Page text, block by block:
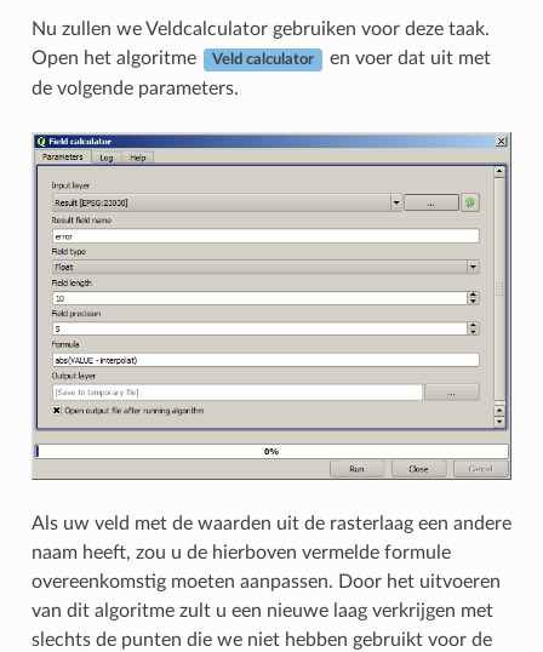
Nu zullen we Veldcalculator gebruiken voor deze taak.
Open het algoritme
Veld calculator
en voer dat uit met
de volgende parameters.
Als uw veld met de waarden uit de rasterlaag een andere
naam heeft, zou u de hierboven vermelde formule
overeenkomstig moeten aanpassen. Door het uitvoeren
van dit algoritme zult u een nieuwe laag verkrijgen met
slechts de punten die we niet hebben gebruikt voor de